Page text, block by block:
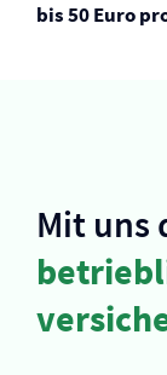
bis 50 Euro
Mit uns